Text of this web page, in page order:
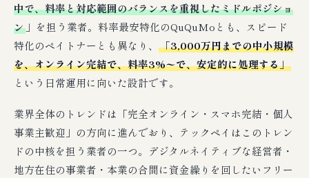
中で、料率と対応範囲のバランスを重視したミドルポジショ
ン 」を担う業者。料率最安特化のQuQuMoとも、スピード
特化のペイトナーとも異なり、 「3,000万円までの中小規模
を、オンライン完結で、料率3%〜で、安定的に処理する」
という日常運用に向いた設計です。
業界全体のトレンドは「完全オンライン・スマホ完結・個人
事業主歓迎」の方向に進んでおり、テックペイはこのトレン
ドの中核を担う業者の一つ。デジタルネイティブな経営者・
地方在住の事業者・本業の合間に資金繰りを回したいフリー